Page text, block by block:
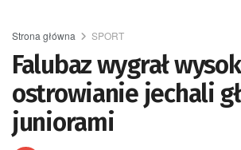
Strona główna SPORT
Falubaz wygrał
ostrowianie jechali
juniorami